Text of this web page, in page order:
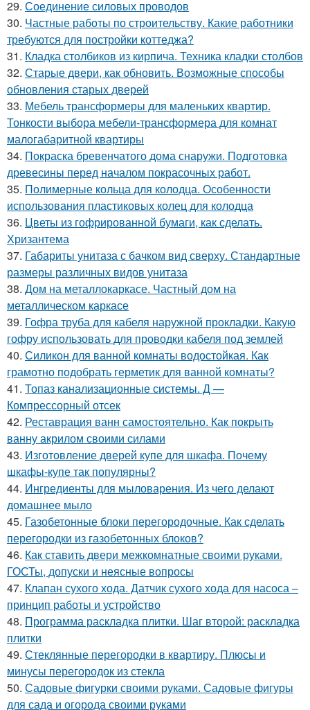
29. Соединение силовых проводов
30. Частные работы по строительству. Какие работники
требуются для постройки коттеджа?
31. Кладка столбиков из кирпича. Техника кладки столбов
32. Старые двери, как обновить. Возможные способы
обновления старых дверей
33. Мебель трансформеры для маленьких квартир.
Тонкости выбора мебели-трансформера для комнат
малогабаритной квартиры
34. Покраска бревенчатого дома снаружи. Подготовка
древесины перед началом покрасочных работ.
35. Полимерные кольца для колодца. Особенности
использования пластиковых колец для колодца
36. Цветы из гофрированной бумаги, как сделать.
Хризантема
37. Габариты унитаза с бачком вид сверху. Стандартные
размеры различных видов унитаза
38. Дом на металлокаркасе. Частный дом на
металлическом каркасе
39. Гофра труба для кабеля наружной прокладки. Какую
гофру использовать для проводки кабеля под землей
40. Силикон для ванной комнаты водостойкая. Как
грамотно подобрать герметик для ванной комнаты?
41. Топаз канализационные системы. Д —
Компрессорный отсек
42. Реставрация ванн самостоятельно. Как покрыть
ванну акрилом своими силами
43. Изготовление дверей купе для шкафа. Почему
шкафы-купе так популярны?
44. Ингредиенты для мыловарения. Из чего делают
домашнее мыло
45. Газобетонные блоки перегородочные. Как сделать
перегородки из газобетонных блоков?
46. Как ставить двери межкомнатные своими руками.
ГОСТы, допуски и неясные вопросы
47. Клапан сухого хода. Датчик сухого хода для насоса –
принцип работы и устройство
48. Программа раскладка плитки. Шаг второй: раскладка
плитки
49. Стеклянные перегородки в квартиру. Плюсы и
минусы перегородок из стекла
50. Садовые фигурки своими руками. Садовые фигуры
для сада и огорода своими руками